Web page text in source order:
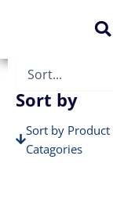
content
Sort by
Sort by Product
Catagories